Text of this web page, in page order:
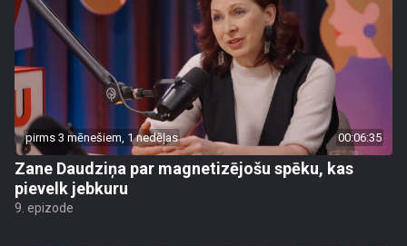
pirms 3 mēnešiem, 1 nedēļas 00:06:35
Zane Daudziņa par magnetizējošu spēku, kas
pievelk jebkuru
9. epizode